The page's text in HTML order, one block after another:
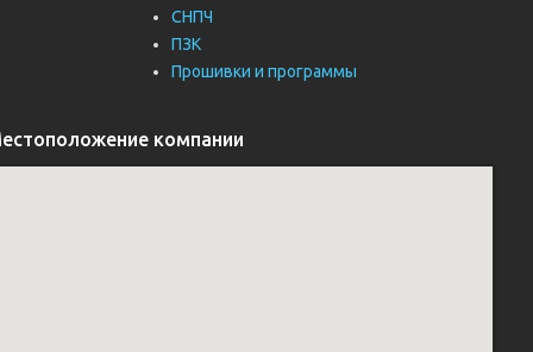
СНПЧ
ПЗК
Прошивки и программы
компании